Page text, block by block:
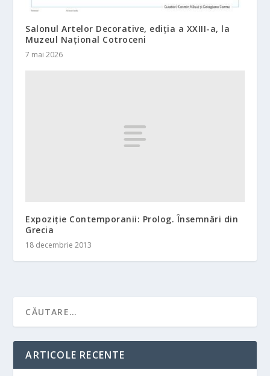
Salonul Artelor Decorative, ediția a XXIII-a, la
Muzeul Național Cotroceni
7 mai 2026
Expoziție Contemporanii: Prolog. Însemnări din
Grecia
18 decembrie 2013
ARTICOLE RECENTE